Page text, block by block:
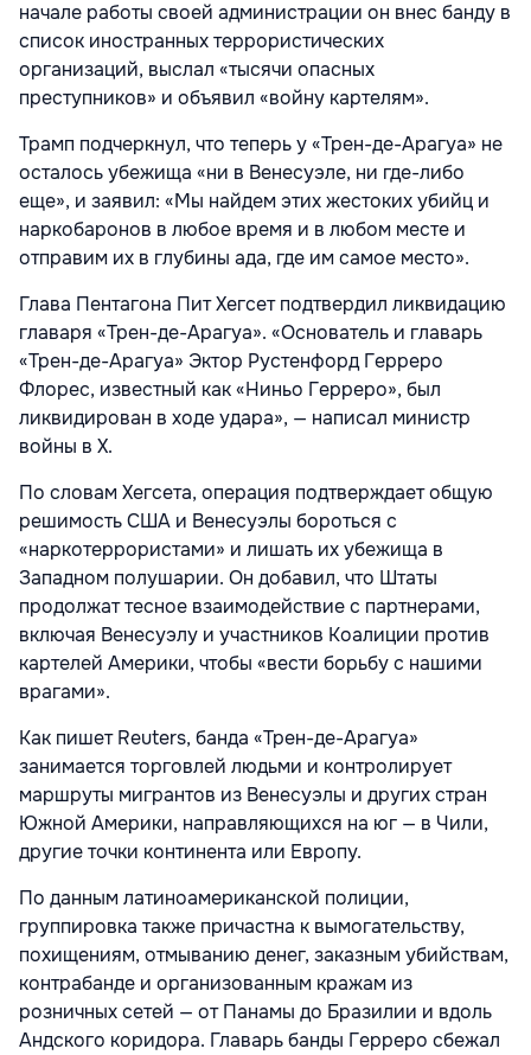
начале работы своей администрации он внес банду в
список иностранных террористических
организаций, выслал «тысячи опасных
преступников» и объявил «войну картелям».
Трамп подчеркнул, что теперь у «Трен-де-Арагуа» не
осталось убежища «ни в Венесуэле, ни где-либо
еще», и заявил: «Мы найдем этих жестоких убийц и
наркобаронов в любое время и в любом месте и
отправим их в глубины ада, где им самое место».
Глава Пентагона Пит Хегсет подтвердил ликвидацию
главаря «Трен-де-Арагуа». «Основатель и главарь
«Трен-де-Арагуа» Эктор Рустенфорд Герреро
Флорес, известный как «Ниньо Герреро», был
ликвидирован в ходе удара», — написал министр
войны в Х.
По словам Хегсета, операция подтверждает общую
решимость США и Венесуэлы бороться с
«наркотеррористами» и лишать их убежища в
Западном полушарии. Он добавил, что Штаты
продолжат тесное взаимодействие с партнерами,
включая Венесуэлу и участников Коалиции против
картелей Америки, чтобы «вести борьбу с нашими
врагами».
Как пишет Reuters, банда «Трен-де-Арагуа»
занимается торговлей людьми и контролирует
маршруты мигрантов из Венесуэлы и других стран
Южной Америки, направляющихся на юг — в Чили,
другие точки континента или Европу.
По данным латиноамериканской полиции,
группировка также причастна к вымогательству,
похищениям, отмыванию денег, заказным убийствам,
контрабанде и организованным кражам из
розничных сетей — от Панамы до Бразилии и вдоль
Андского коридора. Главарь банды Герреро сбежал